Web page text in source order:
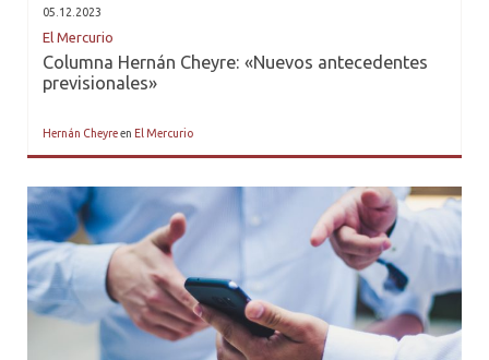
05.12.2023
El Mercurio
Columna Hernán Cheyre: «Nuevos antecedentes
previsionales»
Hernán Cheyreen El Mercurio